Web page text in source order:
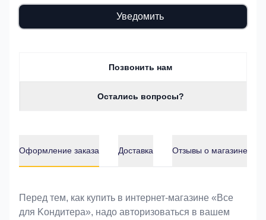
Уведомить
Позвонить нам
Остались вопросы?
Оформление заказа Доставка Отзывы о магазине
Оформление заказа
Перед тем, как купить в интернет-магазине «Bce
для Koндитeрa», надо авторизоваться в вашем